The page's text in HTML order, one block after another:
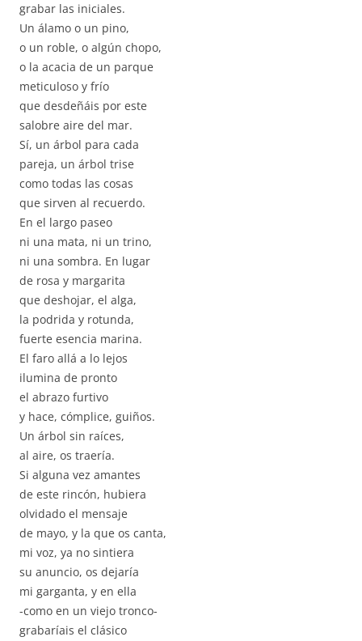
grabar las iniciales.
Un álamo o un pino,
o un roble, o algún chopo,
o la acacia de un parque
meticuloso y frío
que desdeñáis por este
salobre aire del mar.
Sí, un árbol para cada
pareja, un árbol trise
como todas las cosas
que sirven al recuerdo.
En el largo paseo
ni una mata, ni un trino,
ni una sombra. En lugar
de rosa y margarita
que deshojar, el alga,
la podrida y rotunda,
fuerte esencia marina.
El faro allá a lo lejos
ilumina de pronto
el abrazo furtivo
y hace, cómplice, guiños.
Un árbol sin raíces,
al aire, os traería.
Si alguna vez amantes
de este rincón, hubiera
olvidado el mensaje
de mayo, y la que os canta,
mi voz, ya no sintiera
su anuncio, os dejaría
mi garganta, y en ella
-como en un viejo tronco-
grabaríais el clásico